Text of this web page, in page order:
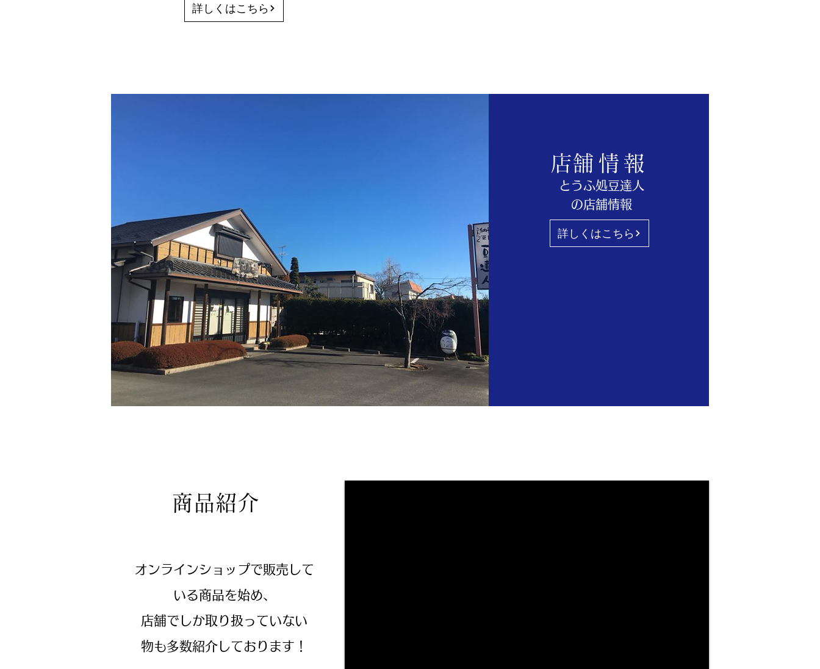
詳しくはこちら
​店舗情報
とうふ処豆達人
の店舗情報
詳しくはこちら
商品紹介
オンラインショップで販売して
いる商品を始め、
店舗でしか取り扱っていない
物も多数紹介しております！